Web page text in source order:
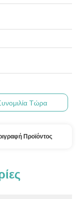
Τώρα
Προϊόντος